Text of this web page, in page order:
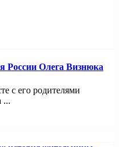
России Олега Визнюка
с его родителями
...